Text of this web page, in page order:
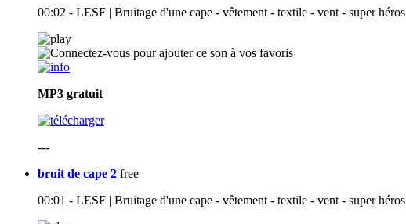
00:02 - LESF | Bruitage d'une cape - vêtement - textile - vent - super héros
MP3 gratuit
---
bruit de cape 2 free
00:01 - LESF | Bruitage d'une cape - vêtement - textile - vent - super héros